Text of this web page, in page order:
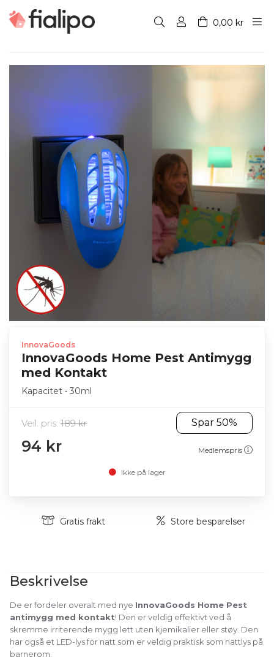
0,00 kr
InnovaGoods
InnovaGoods Home Pest Antimygg
med Kontakt
Kapacitet • 30ml
Veil. pris: 189 kr Spar 50%
94 kr Medlemspris
Ikke på lager
Gratis frakt Store besparelser
Beskrivelse
De er fordeler overalt med nye InnovaGoods Home Pest
antimygg med kontakt! Den er veldig effektivt ved å
skremme irriterende mygg lett uten kjemikalier eller støy. Den
har også et LED-lys for natt som er veldig praktisk som nattlys på
barnerom.